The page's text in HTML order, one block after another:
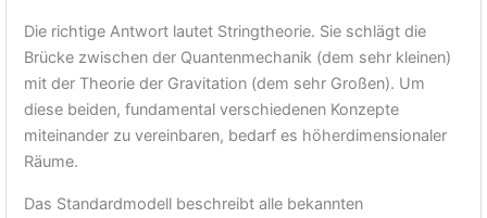
Die richtige Antwort lautet Stringtheorie. Sie schlägt die
Brücke zwischen der Quantenmechanik (dem sehr kleinen)
mit der Theorie der Gravitation (dem sehr Großen). Um
diese beiden, fundamental verschiedenen Konzepte
miteinander zu vereinbaren, bedarf es höherdimensionaler
Räume.
Das Standardmodell beschreibt alle bekannten